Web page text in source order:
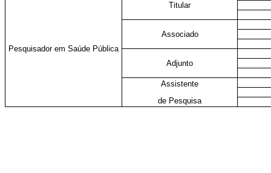
Pesquisador em Saúde Pública
Titular
Associado
Adjunto
Assistente
de Pesquisa